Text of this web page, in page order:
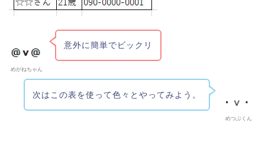
めがねちゃん
意外に簡単でビックリ
めつぶくん
次はこの表を使って色々とやってみよう。